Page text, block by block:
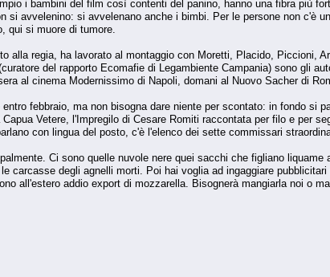
i bambini del film così contenti del panino, hanno una fibra più
si avvelenino: si avvelenano anche i bimbi. Per le persone non c'è
qui si muore di tumore.
alla regia, ha lavorato al montaggio con Moretti, Placido, Piccioni,
del rapporto Ecomafie di Legambiente Campania) sono gli
al cinema Modernissimo di Napoli, domani al Nuovo Sacher di
entro febbraio, ma non bisogna dare niente per scontato: in fondo
Vetere, l'Impregilo di Cesare Romiti raccontata per filo e per
con lingua del posto, c'è l'elenco dei sette commissari
Ci sono quelle nuvole nere quei sacchi che figliano
carcasse degli agnelli morti. Poi hai voglia ad ingaggiare
all'estero addio export di mozzarella. Bisognerà mangiarla noi o